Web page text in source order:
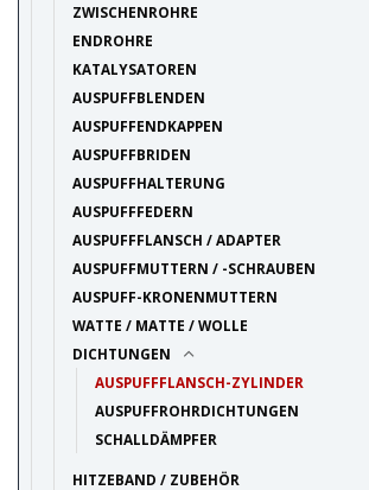
ZWISCHENROHRE
ENDROHRE
KATALYSATOREN
AUSPUFFBLENDEN
AUSPUFFENDKAPPEN
AUSPUFFBRIDEN
AUSPUFFHALTERUNG
AUSPUFFFEDERN
AUSPUFFFLANSCH / ADAPTER
AUSPUFFMUTTERN / -SCHRAUBEN
AUSPUFF-KRONENMUTTERN
WATTE / MATTE / WOLLE
DICHTUNGEN
AUSPUFFFLANSCH-ZYLINDER
AUSPUFFROHRDICHTUNGEN
SCHALLDÄMPFER
HITZEBAND / ZUBEHÖR